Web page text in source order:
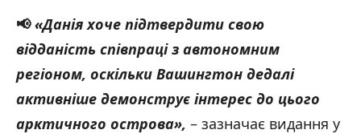
📢«Данія хоче підтвердити свою
відданість співпраці з автономним
регіоном, оскільки Вашингтон дедалі
активніше демонструє інтерес до цього
арктичного острова», – зазначає видання у